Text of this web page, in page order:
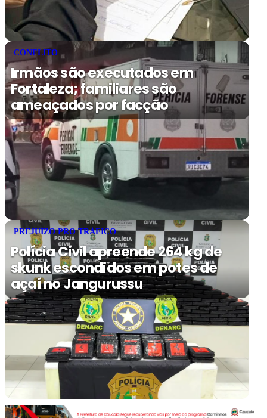
CONFLITO
Irmãos são executados em
Fortaleza; familiares são
ameaçados por facção
PREJUÍZO PRO TRÁFICO
Polícia Civil apreende 264 kg de
skunk escondidos em potes de
açaí no Jangurussu